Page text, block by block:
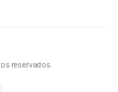
reservados.